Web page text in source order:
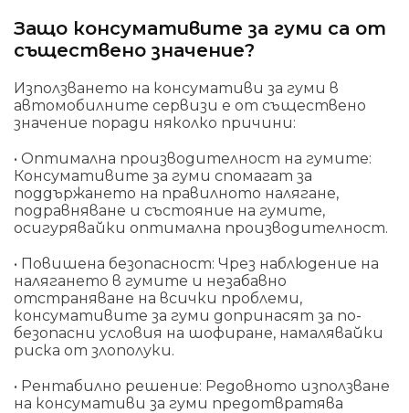
Защо консумативите за гуми са от
съществено значение?
Използването на консумативи за гуми в
автомобилните сервизи е от съществено
значение поради няколко причини:
• Оптимална производителност на гумите:
Консумативите за гуми спомагат за
поддържането на правилното налягане,
подравняване и състояние на гумите,
осигурявайки оптимална производителност.
• Повишена безопасност: Чрез наблюдение на
налягането в гумите и незабавно
отстраняване на всички проблеми,
консумативите за гуми допринасят за по-
безопасни условия на шофиране, намалявайки
риска от злополуки.
• Рентабилно решение: Редовното използване
на консумативи за гуми предотвратява